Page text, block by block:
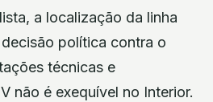
a localização da linha
política contra o
técnicas e
não é exequível no Interior.